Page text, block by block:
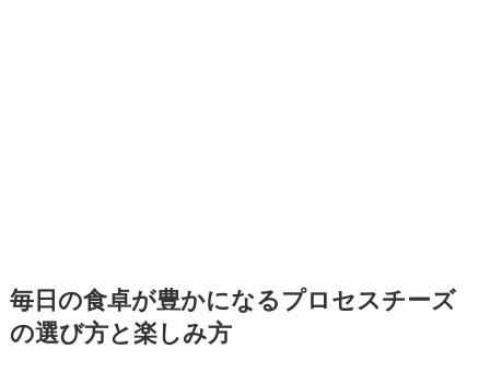
毎日の食卓が豊かになるプロセスチーズ
の選び方と楽しみ方